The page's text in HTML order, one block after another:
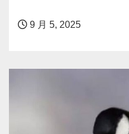
9 月 5, 2025